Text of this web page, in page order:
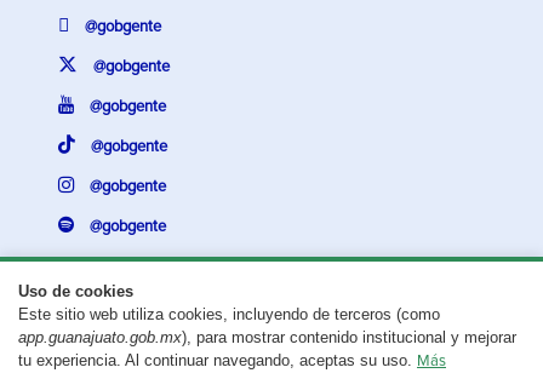
Uso de cookies
Este sitio web utiliza cookies, incluyendo de terceros (como
app.guanajuato.gob.mx), para mostrar contenido institucional y mejorar
tu experiencia. Al continuar navegando, aceptas su uso. Más
@gobgente
@gobgente
@gobgente
@gobgente
@gobgente
@gobgente
¿Existe algún problema con esta página?Repórtalo aquí.